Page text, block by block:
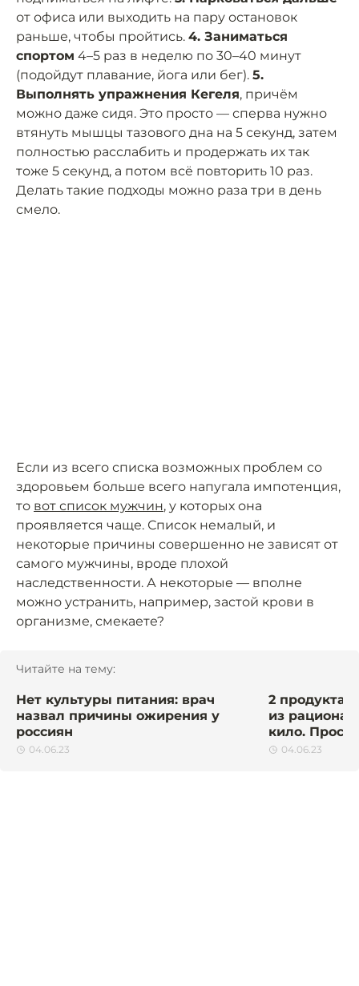
от офиса или выходить на пару остановок
раньше, чтобы пройтись. 4. Заниматься
спортом 4–5 раз в неделю по 30–40 минут
(подойдут плавание, йога или бег). 5.
Выполнять упражнения Кегеля, причём
можно даже сидя. Это просто — сперва нужно
втянуть мышцы тазового дна на 5 секунд, затем
полностью расслабить и продержать их так
тоже 5 секунд, а потом всё повторить 10 раз.
Делать такие подходы можно раза три в день
смело.
Если из всего списка возможных проблем со
здоровьем больше всего напугала импотенция,
то вот список мужчин, у которых она
проявляется чаще. Список немалый, и
некоторые причины совершенно не зависят от
самого мужчины, вроде плохой
наследственности. А некоторые — вполне
можно устранить, например, застой крови в
организме, смекаете?
Читайте на тему:
Нет культуры питания: врач
назвал причины ожирения у
россиян
04.06.23
2 продукта,
из рациона
кило.
04.06.23